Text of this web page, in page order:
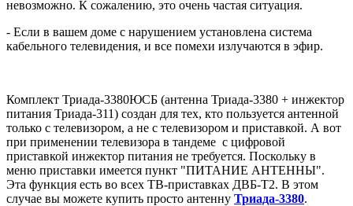
невозможно. К сожалению, это очень частая ситуация.
- Если в вашем доме с нарушением установлена система
кабельного телевидения, и все помехи излучаются в эфир.
Комплект Триада-3380ЮСБ (антенна Триада-3380 + инжектор
питания Триада-311) создан для тех, кто пользуется антенной
только с телевизором, а не с телевизором и приставкой. А вот
при применении телевизора в тандеме с цифровой
приставкой инжектор питания не требуется. Поскольку в
меню приставки имеется пункт "ПИТАНИЕ АНТЕННЫ".
Эта функция есть во всех ТВ-приставках ДВБ-T2. В этом
случае вы можете купить просто антенну Триада-3380.